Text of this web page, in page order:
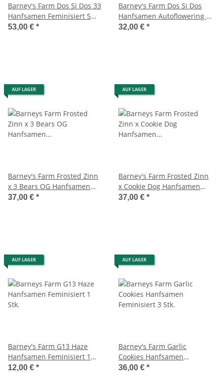
Barney's Farm Dos Si Dos 33
Hanfsamen Feminisiert 5
Stk.
53,00 € *
Barney's Farm Dos Si Dos
Hanfsamen Autoflowering 3
Stk.
32,00 € *
AUF LAGER
Barney's Farm Frosted Zinn
x 3 Bears OG Hanfsamen
Autoflowering 3 Stk.
37,00 € *
AUF LAGER
Barney's Farm Frosted Zinn
x Cookie Dog Hanfsamen
Autoflowering 3 Stk.
37,00 € *
AUF LAGER
Barney's Farm G13 Haze
Hanfsamen Feminisiert 1
Stk.
12,00 € *
AUF LAGER
Barney's Farm Garlic
Cookies Hanfsamen
Feminisiert 3 Stk.
36,00 € *